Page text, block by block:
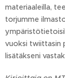
materiaaleilla,
torjumme
vuoksi twiittasin
lisätäkseni